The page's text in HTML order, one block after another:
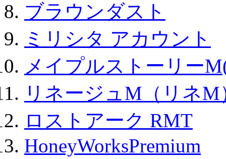
ブラウンダスト
ミリシタ アカウント
メイプルストーリー
リネージュM（リネM
ロストアーク RMT
HoneyWorksPremium